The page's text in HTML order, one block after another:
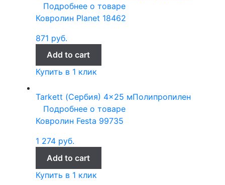
Подробнее о товаре
Ковролин Planet 18462
871 руб.
Add to cart
Купить в 1 клик
Tarkett (Сербия) 4x25 мПолипропилен
Подробнее о товаре
Ковролин Festa 99735
1 274 руб.
Add to cart
Купить в 1 клик